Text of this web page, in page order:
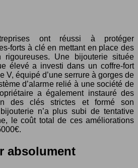
ont réussi à protéger
forts à clé en mettant en place des
rigoureuses. Une bijouterie située
élevé a investi dans un coffre-fort
V, équipé d’une serrure à gorges de
d’alarme relié à une société de
a également instauré des
des clés strictes et formé son
n’a plus subi de tentative
le coût total de ces améliorations
absolument